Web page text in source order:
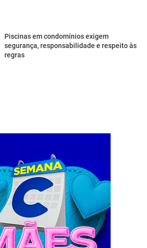
Piscinas em condomínios exigem
segurança, responsabilidade e respeito às
regras